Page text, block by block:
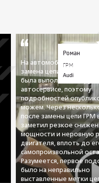
Роман
ГРМ
Audi
На автомобиле была
замена цепи ГРМ.
была выполнена в
автосервисе, поэтому
подробностей
можем. Через
после замены цепи ГРМ
заметил резкое
мощности и неровную
двигателя, вплоть до
самопроизвольной
Разумеется, первое
было на неправильно
выставленные метки